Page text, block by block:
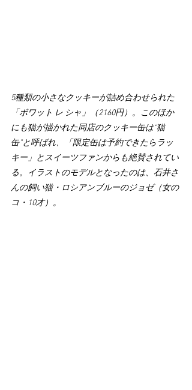
5種類の小さなクッキーが詰め合わせられた
「ボワット レ シャ」（2160円）。このほか
にも猫が描かれた同店のクッキー缶は“猫
缶”と呼ばれ、「限定缶は予約できたらラッ
キー」とスイーツファンからも絶賛されてい
る。イラストのモデルとなったのは、石井さ
んの飼い猫・ロシアンブルーのジョゼ（女の
コ・10才）。